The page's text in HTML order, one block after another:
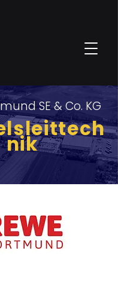
SE & Co. KG
nik